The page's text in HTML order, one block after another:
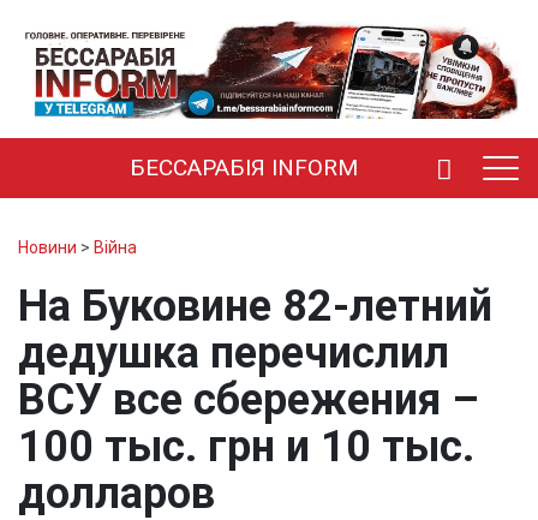
БЕССАРАБІЯ INFORM
Новини > Війна
На Буковине 82-летний
дедушка перечислил
ВСУ все сбережения –
100 тыс. грн и 10 тыс.
долларов